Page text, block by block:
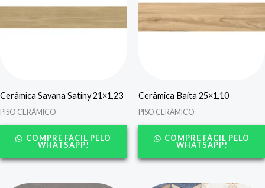
Cerâmica Savana Satiny 21×1,23
PISO CERÂMICO
COMPRE FÁCIL PELO
WHATSAPP!
Cerâmica Baita 25×1,10
PISO CERÂMICO
COMPRE FÁCIL PELO
WHATSAPP!